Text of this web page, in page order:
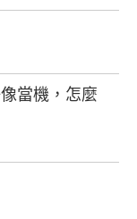
當機，怎麼